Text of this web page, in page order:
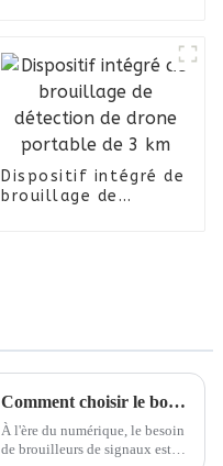
Dispositif intégré de
brouillage de
Comment choisir le bon brouilleur de signal : conseils et suggestions
À l'ère du numérique, le besoin
de brouilleurs de signaux est